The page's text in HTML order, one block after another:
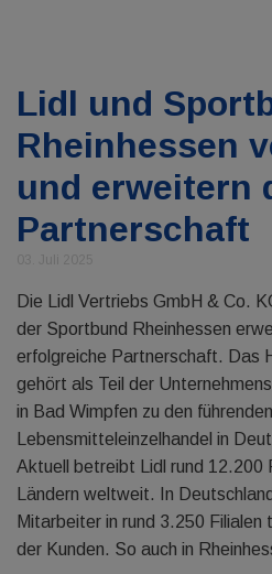
Lidl und
Rheinhessen
und erweitern
Partnerschaft
Die Lidl Vertriebs GmbH & Co.
der Sportbund Rheinhessen
erfolgreiche Partnerschaft. Das
gehört als Teil der
in Bad Wimpfen zu den
Lebensmitteleinzelhandel in
Aktuell betreibt Lidl rund 12.200
Ländern weltweit. In
Mitarbeiter in rund 3.250 Filialen
der Kunden. So auch in